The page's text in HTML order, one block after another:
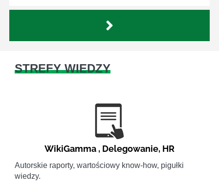
STREFY WIEDZY
WikiGamma , Delegowanie, HR
Autorskie raporty, wartościowy know-how, pigułki
wiedzy.